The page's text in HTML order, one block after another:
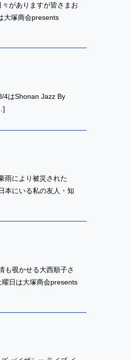
がありますが皆さまお
大塚商会presents
4はShonan Jazz By
雨により被災された
本にいる私の友人・知
も覗かせる大西順子さ
日は大塚商会presents